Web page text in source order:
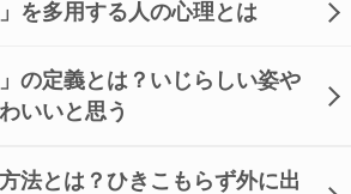
を多用する人の心理とは
の定義とは？いじらしい姿や
いいと思う
法とは？ひきこもらず外に出